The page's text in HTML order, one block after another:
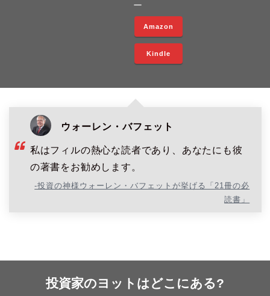
ー
Amazon
Kindle
ウォーレン・バフェット
私はフィルの熱心な読者であり、あなたにも彼
の著書をお勧めします。
-投資の神様ウォーレン・バフェットが挙げる「21冊の必
読書」
投資家のヨットはどこにある?